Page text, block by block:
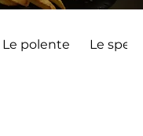
Le polente Le